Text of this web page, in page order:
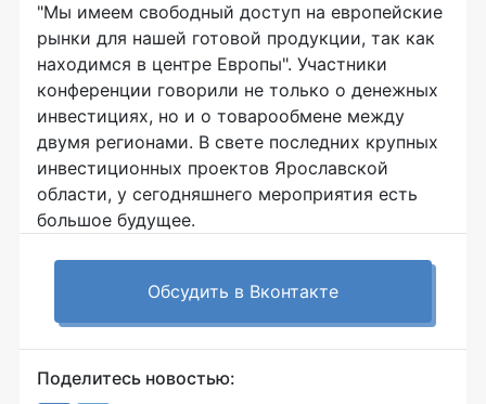
"Мы имеем свободный доступ на европейские
рынки для нашей готовой продукции, так как
находимся в центре Европы". Участники
конференции говорили не только о денежных
инвестициях, но и о товарообмене между
двумя регионами. В свете последних крупных
инвестиционных проектов Ярославской
области, у сегодняшнего мероприятия есть
большое будущее.
Обсудить в Вконтакте
Поделитесь новостью: